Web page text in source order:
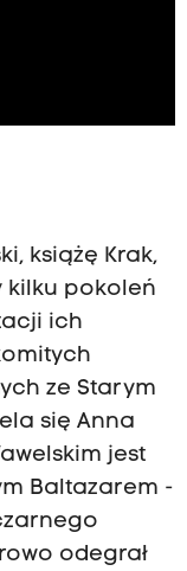
książę Krak,
kilku pokoleń
ich
ze Starym
się Anna
jest
Baltazarem -
odegrał